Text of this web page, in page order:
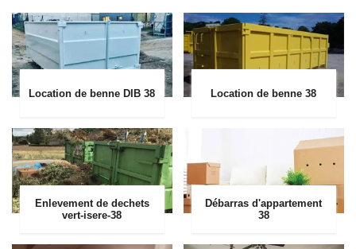
Location de benne DIB 38 Location de benne 38
Enlevement de dechets
vert-isere-38
Débarras d'appartement
38